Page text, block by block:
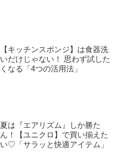
【キッチンスポンジ】は食器洗
いだけじゃない！ 思わず試した
くなる「4つの活用法」
夏は『エアリズム』しか勝た
ん！【ユニクロ】で買い揃えた
い♡「サラッと快適アイテム」